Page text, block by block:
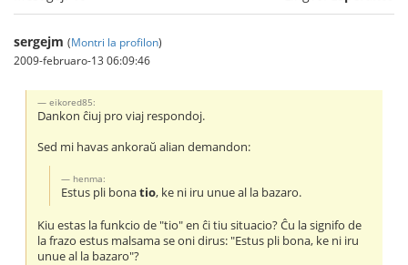
sergejm (Montri la profilon)
2009-februaro-13 06:09:46
eikored85:
Dankon ĉiuj pro viaj respondoj.
Sed mi havas ankoraŭ alian demandon:
henma:
Estus pli bonatio, ke ni iru unue al la bazaro.
Kiu estas la funkcio de "tio" en ĉi tiu situacio? Ĉu la signifo de
la frazo estus malsama se oni dirus: "Estus pli bona, ke ni iru
unue al la bazaro"?